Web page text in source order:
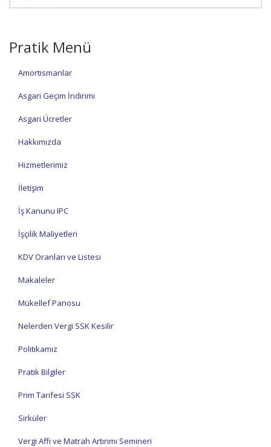
Pratik Menü
Amortismanlar
Asgari Geçim İndirimi
Asgari Ücretler
Hakkımızda
Hizmetlerimiz
İletişim
İş Kanunu IPC
İşçilik Maliyetleri
KDV Oranları ve Listesi
Makaleler
Mükellef Panosu
Nelerden Vergi SSK Kesilir
Politikamız
Pratik Bilgiler
Prim Tarifesi SSK
Sirküler
Vergi Affı ve Matrah Artırımı Semineri